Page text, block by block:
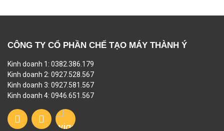
CÔNG TY CỔ PHẦN CHẾ TẠO MÁY THÀNH Ý
Kinh doanh 1: 0382.386.179
Kinh doanh 2: 0927.528.567
Kinh doanh 3: 0927.581.567
Kinh doanh 4: 0946.651.567